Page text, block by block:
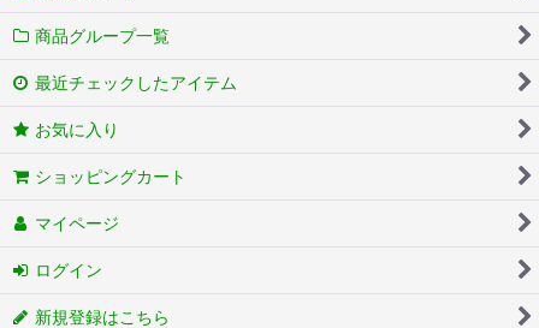
商品グループ一覧
最近チェックしたアイテム
お気に入り
ショッピングカート
マイページ
ログイン
新規登録はこちら